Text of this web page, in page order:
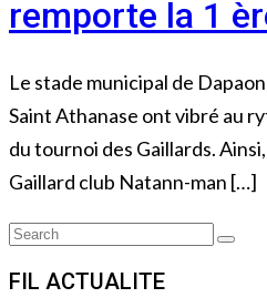
remporte la 1
Le stade municipal de
Saint Athanase ont vibré au
du tournoi des Gaillards. Ainsi,
Gaillard club Natann-man […]
Search
Search
FIL ACTUALITE